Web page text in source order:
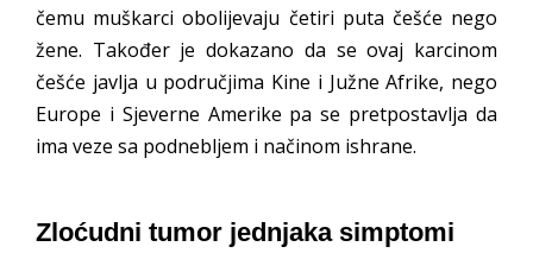
čemu muškarci obolijevaju četiri puta češće nego
žene. Također je dokazano da se ovaj karcinom
češće javlja u područjima Kine i Južne Afrike, nego
Europe i Sjeverne Amerike pa se pretpostavlja da
ima veze sa podnebljem i načinom ishrane.
Zloćudni tumor jednjaka simptomi